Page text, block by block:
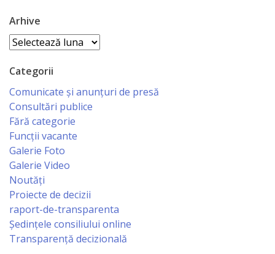
Viceprimarii
Specialist
Relații
cu
Publicul,
Operator
CISC
Arhive
Arhive
Categorii
Comunicate și anunțuri de presă
Consultări publice
Fără categorie
Funcții vacante
Galerie Foto
Galerie Video
Noutăți
Proiecte de decizii
raport-de-transparenta
Ședințele consiliului online
Transparență decizională